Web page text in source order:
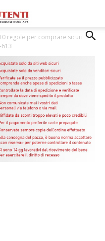
regole per comprare sicuri